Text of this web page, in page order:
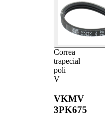
Correa
trapecial
poli
V
VKMV
3PK675